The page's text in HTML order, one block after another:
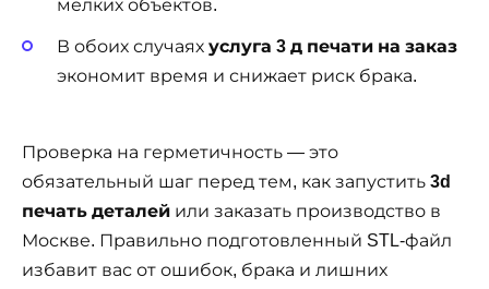
мелких объектов.
В обоих случаях услуга 3 д печати на заказ
экономит время и снижает риск брака.
Проверка на герметичность — это
обязательный шаг перед тем, как запустить 3d
печать деталей или заказать производство в
Москве. Правильно подготовленный STL-файл
избавит вас от ошибок, брака и лишних